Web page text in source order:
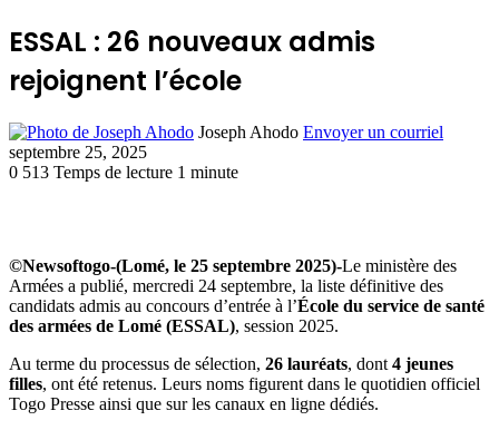
ESSAL : 26 nouveaux admis
rejoignent l’école
Joseph Ahodo Envoyer un courriel
septembre 25, 2025
0 513 Temps de lecture 1 minute
©Newsoftogo-(Lomé, le 25 septembre 2025)-Le ministère des
Armées a publié, mercredi 24 septembre, la liste définitive des
candidats admis au concours d’entrée à l’École du service de santé
des armées de Lomé (ESSAL), session 2025.
Au terme du processus de sélection, 26 lauréats, dont 4 jeunes
filles, ont été retenus. Leurs noms figurent dans le quotidien officiel
Togo Presse ainsi que sur les canaux en ligne dédiés.